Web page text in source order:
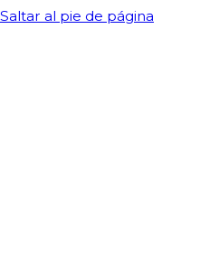
Saltar al pie de página